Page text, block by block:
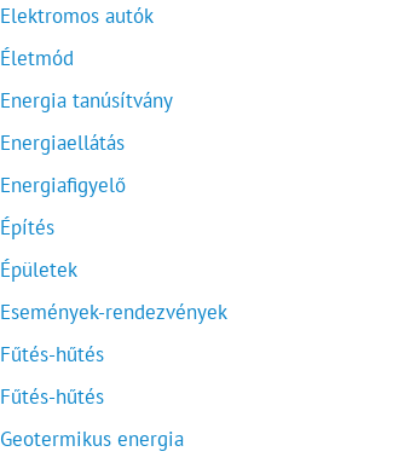
Elektromos autók
Életmód
Energia tanúsítvány
Energiaellátás
Energiafigyelő
Építés
Épületek
Események-rendezvények
Fűtés-hűtés
Fűtés-hűtés
Geotermikus energia